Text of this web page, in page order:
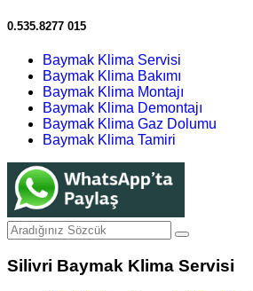
0.535.8277 015
Baymak Klima Servisi
Baymak Klima Bakımı
Baymak Klima Montajı
Baymak Klima Demontajı
Baymak Klima Gaz Dolumu
Baymak Klima Tamiri
Silivri Baymak Klima Servisi